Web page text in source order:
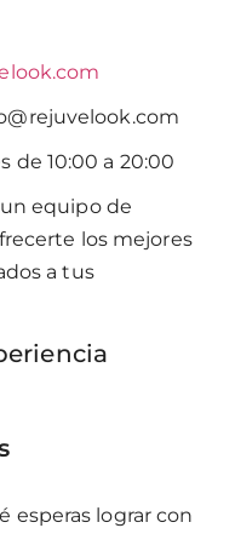
de 10:00 a 20:00
equipo de
los mejores
a tus
esperas lograr con